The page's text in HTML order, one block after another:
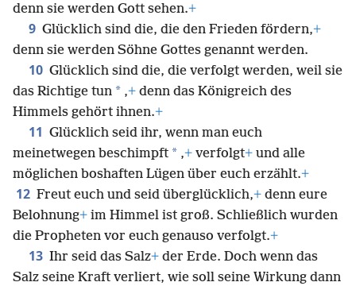
denn sie werden Gott sehen.+
9 Glücklich sind die, die den Frieden fördern,+
denn sie werden Söhne Gottes genannt werden.
10 Glücklich sind die, die verfolgt werden, weil sie
das Richtige tun * ,+ denn das Königreich des
Himmels gehört ihnen.+
11 Glücklich seid ihr, wenn man euch
meinetwegen beschimpft * ,+ verfolgt+ und alle
möglichen boshaften Lügen über euch erzählt.+
12 Freut euch und seid überglücklich,+ denn eure
Belohnung+ im Himmel ist groß. Schließlich wurden
die Propheten vor euch genauso verfolgt.+
13 Ihr seid das Salz+ der Erde. Doch wenn das
Salz seine Kraft verliert, wie soll seine Wirkung dann